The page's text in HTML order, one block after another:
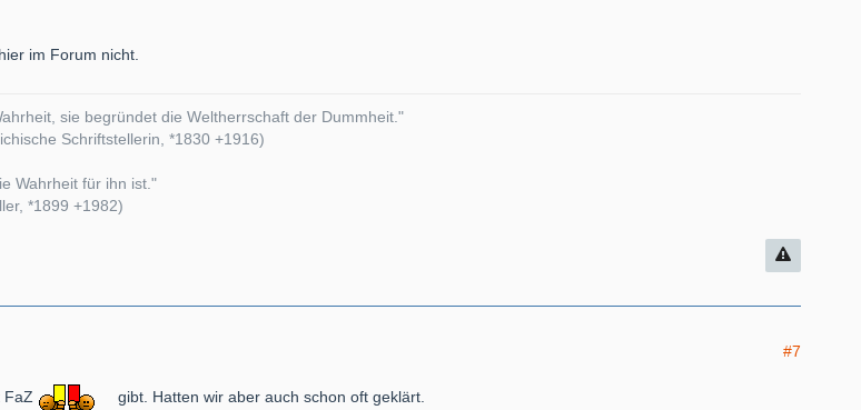
im Forum nicht.
sie begründet die Weltherrschaft der Dummheit."
Schriftstellerin, *1830 +1916)
Wahrheit für ihn ist."
*1899 +1982)
#7
FaZ gibt. Hatten wir aber auch schon oft geklärt.